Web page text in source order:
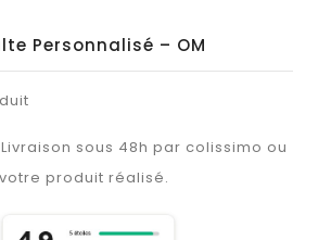
Personnalisé – OM
Livraison sous 48h par colissimo ou
produit réalisé.